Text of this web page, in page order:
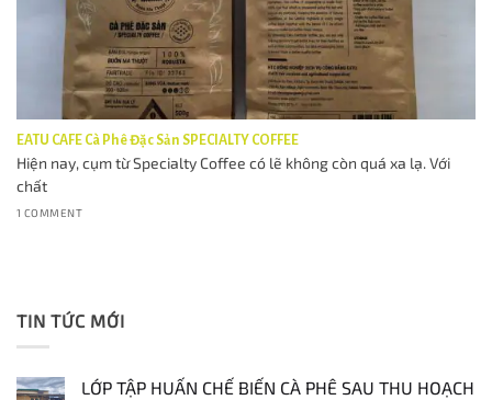
EATU CAFE Cà Phê Đặc Sản SPECIALTY COFFEE
Hiện nay, cụm từ Specialty Coffee có lẽ không còn quá xa lạ. Với
chất
1 COMMENT
TIN TỨC MỚI
LỚP TẬP HUẤN CHẾ BIẾN CÀ PHÊ SAU THU HOẠCH